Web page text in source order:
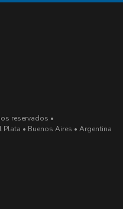
reservados •
Plata • Buenos Aires • Argentina